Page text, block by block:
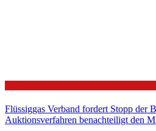
Flüssiggas Verband fordert Stopp der
Auktionsverfahren benachteiligt den